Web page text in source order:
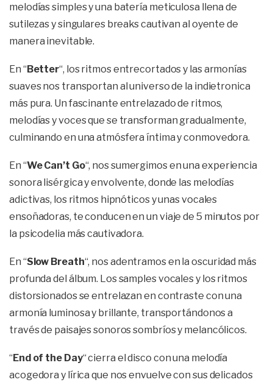
melodías simples y una batería meticulosa llena de
sutilezas y singulares breaks cautivan al oyente de
manera inevitable.
En “Better“, los ritmos entrecortados y las armonías
suaves nos transportan al universo de la indietronica
más pura. Un fascinante entrelazado de ritmos,
melodías y voces que se transforman gradualmente,
culminando en una atmósfera íntima y conmovedora.
En “We Can’t Go“, nos sumergimos en una experiencia
sonora lisérgica y envolvente, donde las melodías
adictivas, los ritmos hipnóticos y unas vocales
ensoñadoras, te conducen en un viaje de 5 minutos por
la psicodelia más cautivadora.
En “Slow Breath“, nos adentramos en la oscuridad más
profunda del álbum. Los samples vocales y los ritmos
distorsionados se entrelazan en contraste con una
armonía luminosa y brillante, transportándonos a
través de paisajes sonoros sombríos y melancólicos.
“End of the Day“ cierra el disco con una melodía
acogedora y lírica que nos envuelve con sus delicados